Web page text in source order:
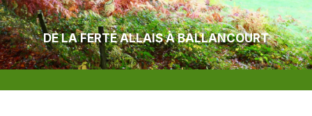
DE LA FERTÉ ALLAIS À BALLANCOURT